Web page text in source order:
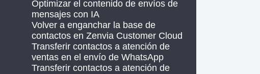
Optimizar el contenido de envíos de
mensajes con IA
Volver a enganchar la base de
contactos en Zenvia Customer Cloud
Transferir contactos a atención de
ventas en el envío de WhatsApp
Transferir contactos a atención de